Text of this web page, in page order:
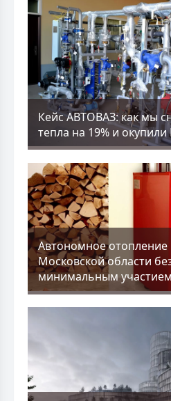
Кейс АВТОВАЗ: как мы
тепла на 19% и
Aвтономное отопление
Московской области
минимальным